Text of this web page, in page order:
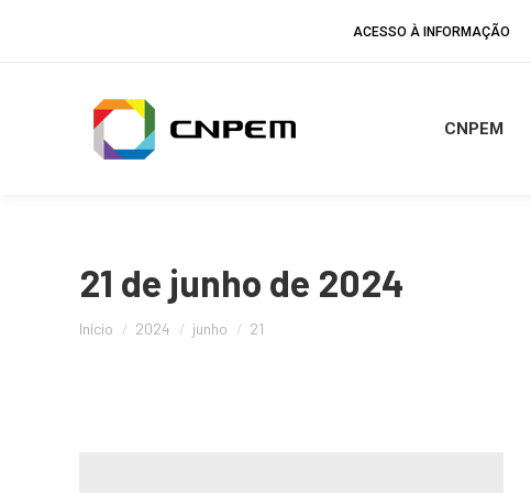
ACESSO À INFORMAÇÃO
CNPEM
21 de junho de 2024
Início 2024 junho 21